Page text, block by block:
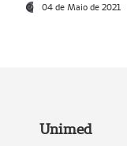
04 de Maio de 2021
Unimed